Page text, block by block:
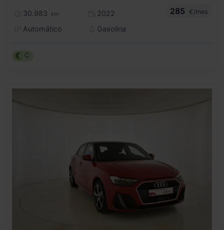
30.983 km
2022
Automático
Gasolina
285
€/mes
C